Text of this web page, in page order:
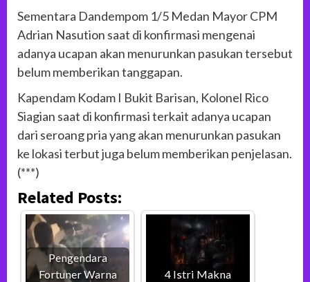
Sementara Dandempom 1/5 Medan Mayor CPM
Adrian Nasution saat di konfirmasi mengenai
adanya ucapan akan menurunkan pasukan tersebut
belum memberikan tanggapan.
Kapendam Kodam I Bukit Barisan, Kolonel Rico
Siagian saat di konfirmasi terkait adanya ucapan
dari seroang pria yang akan menurunkan pasukan
ke lokasi terbut juga belum memberikan penjelasan.
(***)
Related Posts:
Pengendara
Fortuner Warna
4 Istri Makna